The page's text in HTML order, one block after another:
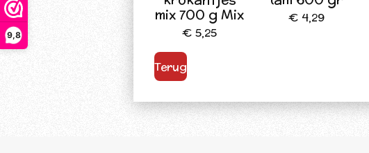
9,8
mix 700 g Mix
€ 5,25
€ 4,29
Terug